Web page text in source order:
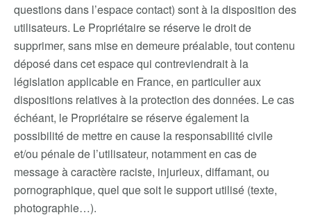
questions dans l’espace contact) sont à la disposition des
utilisateurs. Le Propriétaire se réserve le droit de
supprimer, sans mise en demeure préalable, tout contenu
déposé dans cet espace qui contreviendrait à la
législation applicable en France, en particulier aux
dispositions relatives à la protection des données. Le cas
échéant, le Propriétaire se réserve également la
possibilité de mettre en cause la responsabilité civile
et/ou pénale de l’utilisateur, notamment en cas de
message à caractère raciste, injurieux, diffamant, ou
pornographique, quel que soit le support utilisé (texte,
photographie…).